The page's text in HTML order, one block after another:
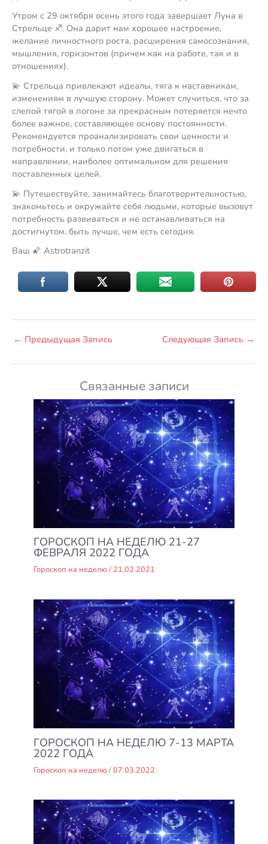
Утром с 29 октября осень этого года завершает Луна в
Стрельце ♐️. Она дарит нам хорошее настроение,
желание личностного роста, расширения самосознания,
мышления, горизонтов (причем как на работе, так и в
отношениях).
💫 Стрельца привлекают идеалы, тяга к наставникам,
изменениям в лучшую сторону. Может случиться, что за
слепой тягой в погоне за прекрасным потеряется нечто
более важное, составляющее основу постоянности.
Рекомендуется проанализировать свои ценности и
потребности, и только потом уже двигаться в
направлении, наиболее оптимальном для решения
поставленных целей.
💫 Путешествуйте, занимайтесь благотворительностью,
знакомьтесь и окружайте себя людьми, которые вызовут
потребность развиваться и не останавливаться на
достигнутом, быть лучше, чем есть сегодня.
Ваш 🌠 Astrotranzit
← Предыдущая Запись Следующая Запись →
Связанные записи
ГОРОСКОП НА НЕДЕЛЮ 21-27
ФЕВРАЛЯ 2022 ГОДА
Гороскоп на неделю/ 21.02.2021
ГОРОСКОП НА НЕДЕЛЮ 7-13 МАРТА
2022 ГОДА
Гороскоп на неделю/07.03.2022